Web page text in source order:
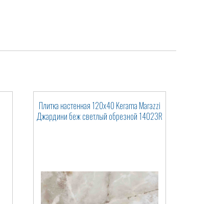
Плитка настенная 120x40 Kerama Marazzi
Джардини беж светлый обрезной 14023R